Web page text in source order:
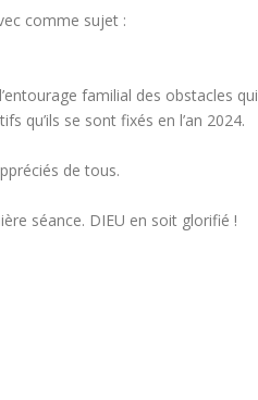
comme sujet :
familial des obstacles qui
qu’ils se sont fixés en l’an 2024.
de tous.
séance. DIEU en soit glorifié !